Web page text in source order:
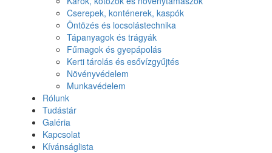
Cserepek, konténerek, kaspók
Öntözés és locsolástechnika
Tápanyagok és trágyák
Fűmagok és gyepápolás
Kerti tárolás és esővízgyűjtés
Növényvédelem
Munkavédelem
Rólunk
Tudástár
Galéria
Kapcsolat
Kívánságlista